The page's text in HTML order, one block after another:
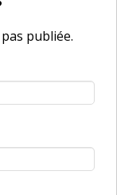
publiée.